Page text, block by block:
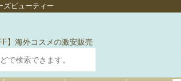
ズビューティー
】海外コスメの激安販売